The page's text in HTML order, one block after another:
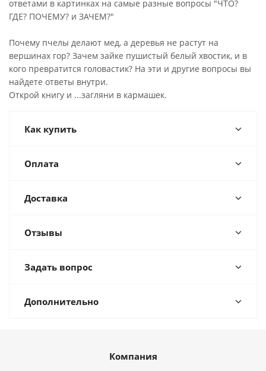
ответами в картинках на самые разные вопросы "ЧТО?
ГДЕ? ПОЧЕМУ? и ЗАЧЕМ?"
Почему пчелы делают мед, а деревья не растут на
вершинах гор? Зачем зайке пушистый белый хвостик, и в
кого превратится головастик? На эти и другие вопросы вы
найдете ответы внутри.
Открой книгу и ...загляни в кармашек.
Как купить
Оплата
Доставка
Отзывы
Задать вопрос
Дополнительно
Компания